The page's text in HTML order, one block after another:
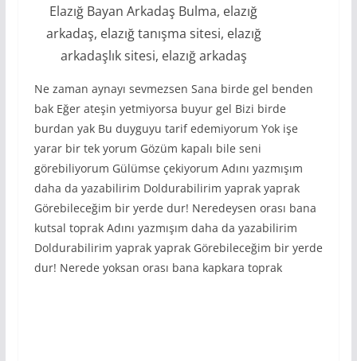
Elazığ Bayan Arkadaş Bulma, elazığ
arkadaş, elazığ tanışma sitesi, elazığ
arkadaşlık sitesi, elazığ arkadaş
Ne zaman aynayı sevmezsen Sana birde gel benden
bak Eğer ateşin yetmiyorsa buyur gel Bizi birde
burdan yak Bu duyguyu tarif edemiyorum Yok işe
yarar bir tek yorum Gözüm kapalı bile seni
görebiliyorum Gülümse çekiyorum Adını yazmışım
daha da yazabilirim Doldurabilirim yaprak yaprak
Görebileceğim bir yerde dur! Neredeysen orası bana
kutsal toprak Adını yazmışım daha da yazabilirim
Doldurabilirim yaprak yaprak Görebileceğim bir yerde
dur! Nerede yoksan orası bana kapkara toprak